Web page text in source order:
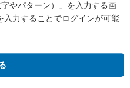
やパターン）」を入力する画
力することでログインが可能